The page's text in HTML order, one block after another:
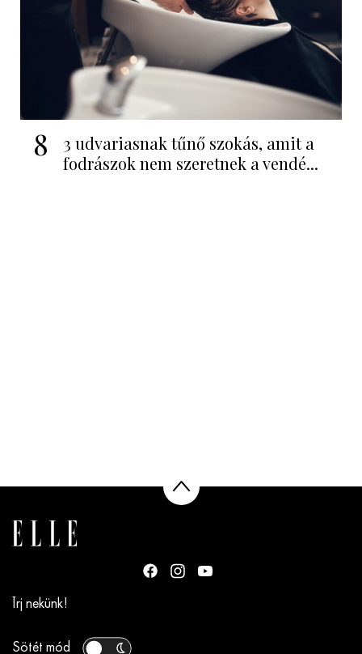
8
3 udvariasnak tűnő szokás, amit a
fodrászok nem szeretnek a vendé...
Írj nekünk!
Sötét mód